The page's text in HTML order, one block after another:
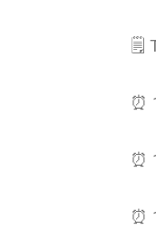
🗒️
⏰
⏰
⏰